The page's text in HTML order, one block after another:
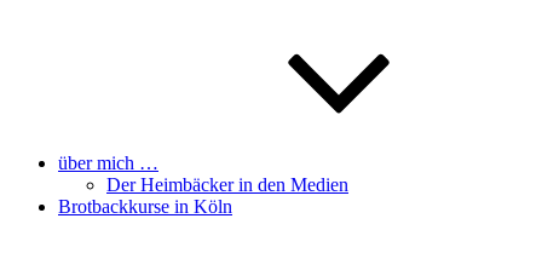
über mich …
Der Heimbäcker in den Medien
Brotbackkurse in Köln